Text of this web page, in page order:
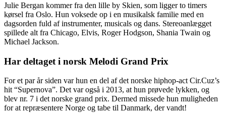
Julie Bergan kommer fra den lille by Skien, som ligger to timers
kørsel fra Oslo. Hun voksede op i en musikalsk familie med en
dagsorden fuld af instrumenter, musicals og dans. Stereoanlægget
spillede alt fra Chicago, Elvis, Roger Hodgson, Shania Twain og
Michael Jackson.
Har deltaget i norsk Melodi Grand Prix
For et par år siden var hun en del af det norske hiphop-act Cir.Cuz’s
hit “Supernova”. Det var også i 2013, at hun prøvede lykken, og
blev nr. 7 i det norske grand prix. Dermed missede hun muligheden
for at repræsentere Norge og tabe til Danmark, der vandt!